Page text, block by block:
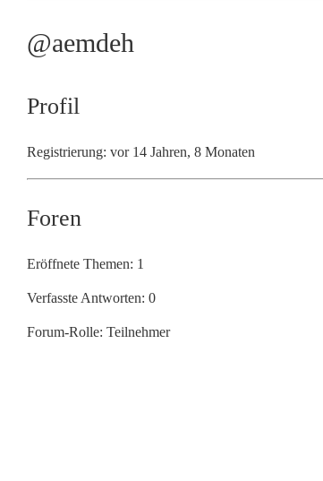
@aemdeh
Profil
Registrierung: vor 14 Jahren, 8 Monaten
Foren
Eröffnete Themen: 1
Verfasste Antworten: 0
Forum-Rolle: Teilnehmer